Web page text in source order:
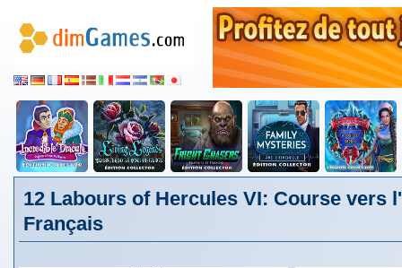
12 Labours of Hercules VI: Course vers
Français